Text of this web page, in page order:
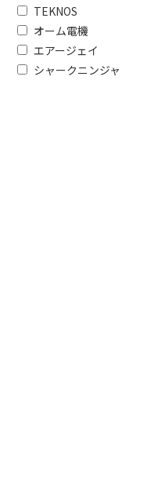
TEKNOS
オーム電機
エアージェイ
シャークニンジャ